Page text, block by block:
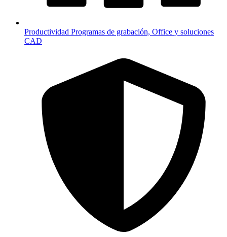
Productividad Programas de grabación, Office y soluciones
CAD